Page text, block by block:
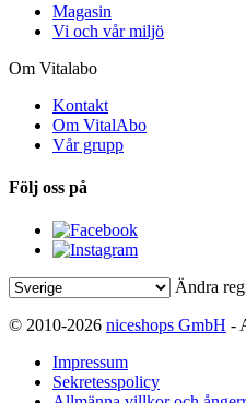
Magasin
Vi och vår miljö
Om Vitalabo
Kontakt
Om VitalAbo
Vår grupp
Följ oss på
Ändra
© 2010-2026 niceshops GmbH -
Impressum
Sekretesspolicy